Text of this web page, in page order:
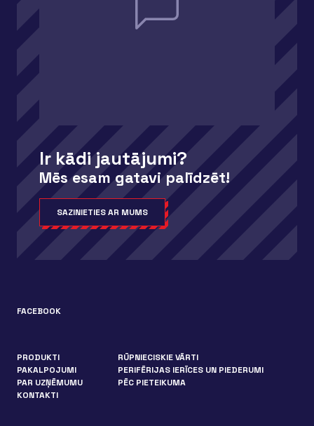
Ir kādi jautājumi?
Mēs esam gatavi palīdzēt!
SAZINIETIES AR MUMS
FACEBOOK
PRODUKTI
PAKALPOJUMI
PAR UZŅĒMUMU
KONTAKTI
RŪPNIECISKIE VĀRTI
PERIFĒRIJAS IERĪCES UN PIEDERUMI
PĒC PIETEIKUMA